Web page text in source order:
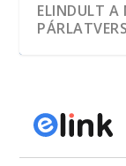
ELINDULT A